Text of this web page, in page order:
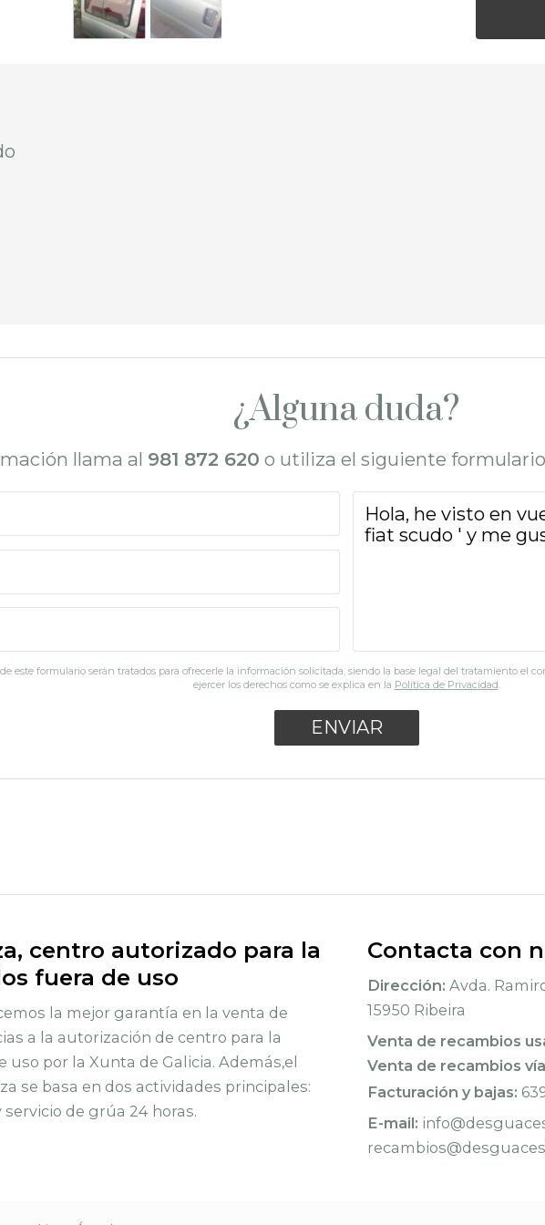
¿Alguna duda?
llama al 981 872 620 o utiliza el siguiente
este formulario serán tratados para ofrecerle la información solicitada, siendo la base legal del tratamiento el
ejercer los derechos como se explica en la Política de Privacidad.
centro autorizado para la
fuera de uso
la mejor garantía en la venta de
a la autorización de centro para la
por la Xunta de Galicia. Además,el
se basa en dos actividades principales:
de grúa 24 horas.
Contacta con
Dirección: Avda.
15950 Ribeira
Venta de recambios
Venta de recambios
Facturación y bajas:
E-mail: